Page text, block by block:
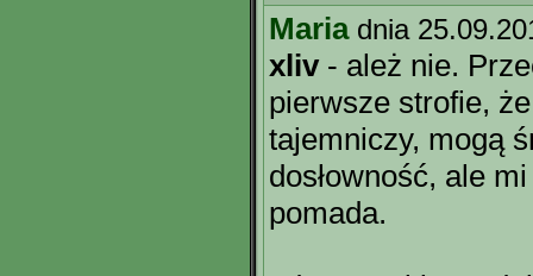
Maria dnia
xliv- ależ nie.
pierwsze strofie,
tajemniczy, mogą
dosłowność, ale
pomada.